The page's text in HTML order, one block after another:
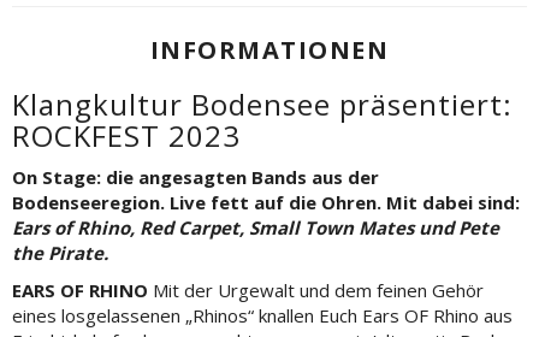
INFORMATIONEN
Klangkultur Bodensee präsentiert:
ROCKFEST 2023
On Stage: die angesagten Bands aus der
Bodenseeregion. Live fett auf die Ohren. Mit dabei sind:
Ears of Rhino, Red Carpet, Small Town Mates und Pete
the Pirate.
EARS OF RHINO Mit der Urgewalt und dem feinen Gehör
eines losgelassenen „Rhinos“ knallen Euch Ears OF Rhino aus